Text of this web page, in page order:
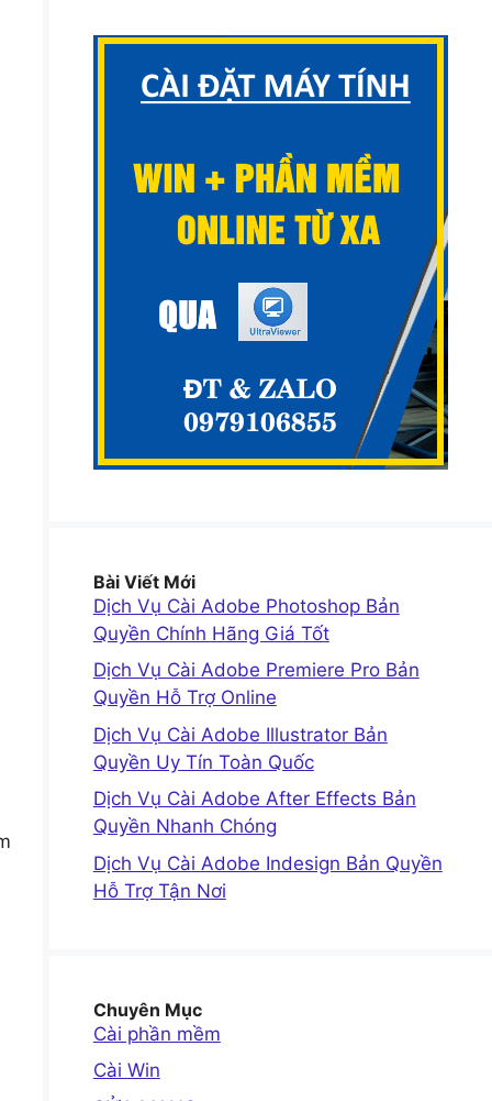
Bài Viết Mới
Dịch Vụ Cài Adobe Photoshop Bản
Quyền Chính Hãng Giá Tốt
Dịch Vụ Cài Adobe Premiere Pro Bản
Quyền Hỗ Trợ Online
Dịch Vụ Cài Adobe Illustrator Bản
Quyền Uy Tín Toàn Quốc
Dịch Vụ Cài Adobe After Effects Bản
Quyền Nhanh Chóng
Dịch Vụ Cài Adobe Indesign Bản Quyền
Hỗ Trợ Tận Nơi
Chuyên Mục
Cài phần mềm
Cài Win